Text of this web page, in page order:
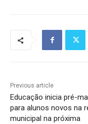
Previous article
Educação inicia pré-
para alunos novos na
municipal na próxima